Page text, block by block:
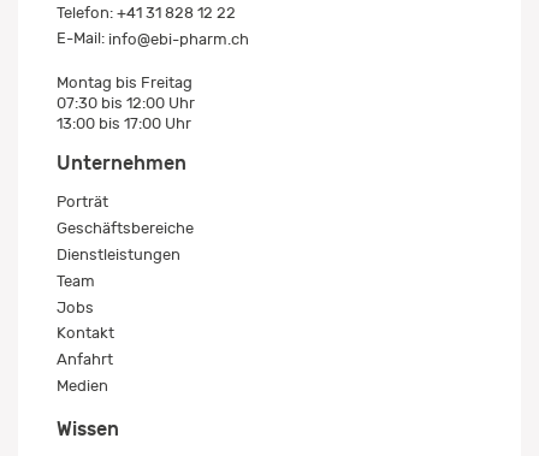
Telefon: +41 31 828 12 22
E-Mail: info@ebi-pharm.ch
Montag bis Freitag
07:30 bis 12:00 Uhr
13:00 bis 17:00 Uhr
Unternehmen
Porträt
Geschäftsbereiche
Dienstleistungen
Team
Jobs
Kontakt
Anfahrt
Medien
Wissen